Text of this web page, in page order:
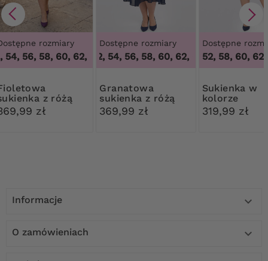
rozmiary
56, 58, 60, 62, 64 ,50, 52, 54, 56, 58, 60, 62, 64
z różą
zł
Dostępne rozmiary
50, 52, 54, 56, 58, 60, 62, 64 ,50, 52, 54,
Granatowa
sukienka z różą
369,99 zł
Dostępne
52, 58, 60,
Sukienka w
kolorze
chabrowym
319,99 zł
Informacje 
O zamówieniach 